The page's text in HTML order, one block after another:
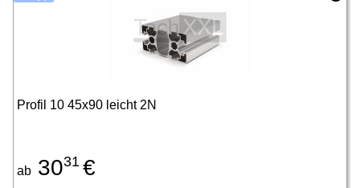
Profil 10 45x90 leicht 2N
ab 3031 €